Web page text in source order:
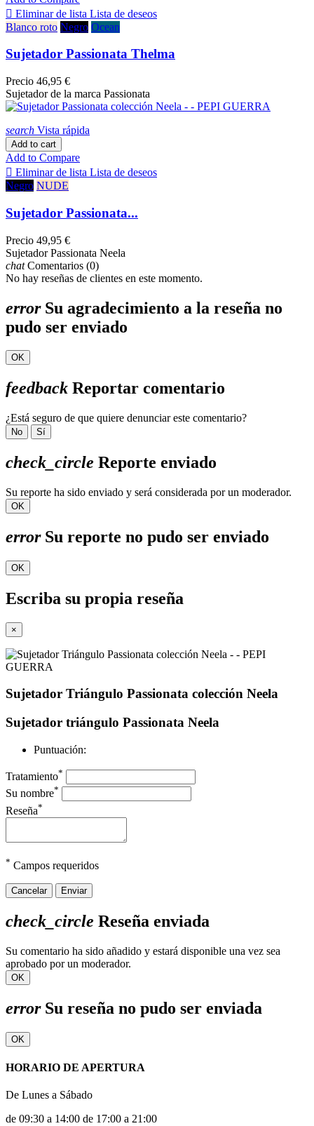
 Eliminar de lista Lista de deseos
Blanco roto Negro Ocean
Sujetador Passionata Thelma
Precio 46,95 €
Sujetador de la marca Passionata
search Vista rápida
Add to cart
Add to Compare
 Eliminar de lista Lista de deseos
Negro NUDE
Sujetador Passionata...
Precio 49,95 €
Sujetador Passionata Neela
chatComentarios (0)
No hay reseñas de clientes en este momento.
errorSu agradecimiento a la reseña no
pudo ser enviado
OK
feedback Reportar comentario
¿Está seguro de que quiere denunciar este comentario?
No Sí
check_circle Reporte enviado
Su reporte ha sido enviado y será considerada por un moderador.
OK
errorSu reporte no pudo ser enviado
OK
Escriba su propia reseña
×
Sujetador Triángulo Passionata colección Neela
Sujetador triángulo Passionata Neela
Puntuación:
Tratamiento*
Su nombre*
Reseña*
* Campos requeridos
Cancelar Enviar
check_circle Reseña enviada
Su comentario ha sido añadido y estará disponible una vez sea
aprobado por un moderador.
OK
errorSu reseña no pudo ser enviada
OK
HORARIO DE APERTURA
De Lunes a Sábado
de 09:30 a 14:00 de 17:00 a 21:00